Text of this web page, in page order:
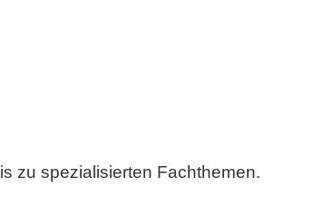
zu spezialisierten Fachthemen.